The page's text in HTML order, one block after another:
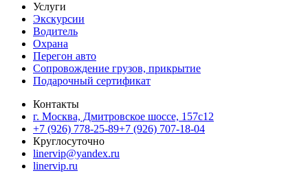
Услуги
Экскурсии
Водитель
Охрана
Перегон авто
Сопровождение грузов, прикрытие
Подарочный сертификат
Контакты
г. Москва, Дмитровское шоссе, 157c12
+7 (926) 778-25-89+7 (926) 707-18-04
Круглосуточно
linervip@yandex.ru
linervip.ru